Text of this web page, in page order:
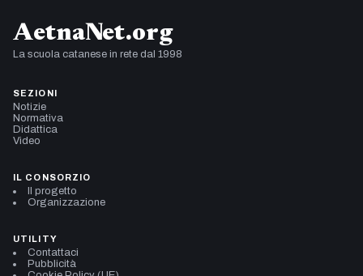
AetnaNet.org
La scuola catanese in rete dal 1998
SEZIONI
Notizie
Normativa
Didattica
Video
IL CONSORZIO
Il progetto
Organizzazione
UTILITY
Contattaci
Pubblicità